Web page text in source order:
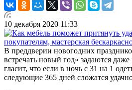
10 декабря 2020 11:33
В преддверии новогодних
встречать новый год» задаются
гласит, что если в ночь с 31 на 1
следующие 365 дней сложатся